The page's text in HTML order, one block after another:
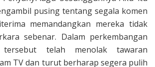
pusing tentang segala komen
memandangkan mereka tidak
sebenar. Dalam perkembangan
telah menolak tawaran
TV dan turut berharap segera pulih